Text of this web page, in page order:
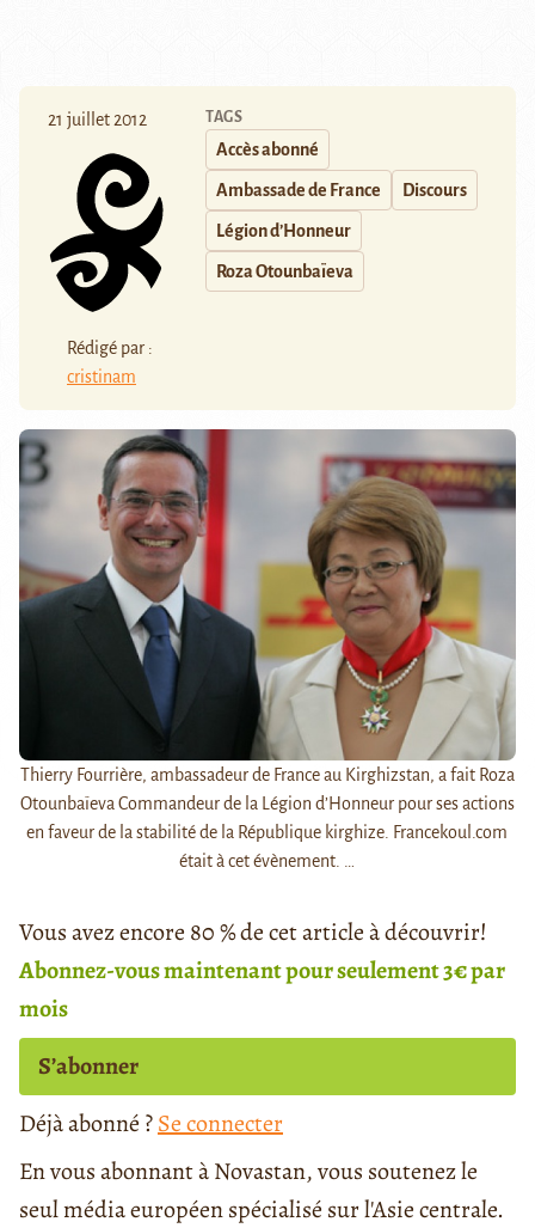
21 juillet 2012
Rédigé par :
cristinam
TAGS
Accès abonné
Ambassade de France Discours
Légion d’Honneur
Roza Otounbaïeva
Thierry Fourrière, ambassadeur de France au Kirghizstan, a fait Roza
Otounbaïeva Commandeur de la Légion d’Honneur pour ses actions
en faveur de la stabilité de la République kirghize. Francekoul.com
était à cet évènement. …
Vous avez encore 80 % de cet article à découvrir!
Abonnez-vous maintenant pour seulement 3€ par
mois
S’abonner
Déjà abonné ?Se connecter
En vous abonnant à Novastan, vous soutenez le
seul média européen spécialisé sur l'Asie centrale.